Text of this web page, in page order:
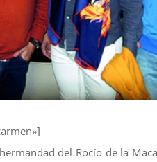
del Rocío de la